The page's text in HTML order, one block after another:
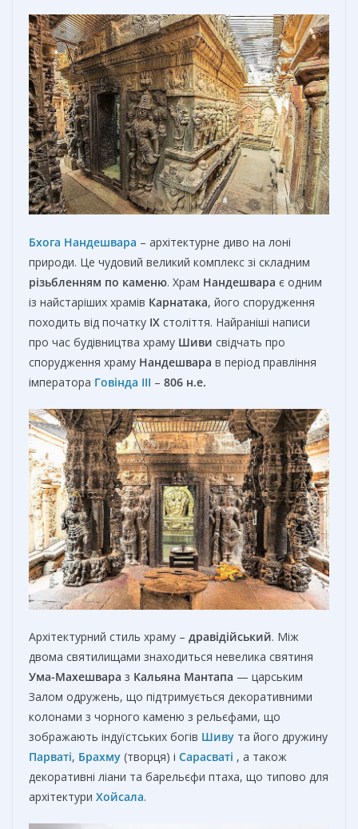
Бхога Нандешвара – архітектурне диво на лоні
природи. Це чудовий великий комплекс зі складним
різьбленням по каменю. Храм Нандешвара є одним
із найстаріших храмів Карнатака, його спорудження
походить від початку IX століття. Найраніші написи
про час будівництва храму Шиви свідчать про
спорудження храму Нандешвара в період правління
імператора Говінда III – 806 н.е.
Архітектурний стиль храму – дравідійський. Між
двома святилищами знаходиться невелика святиня
Ума-Махешвара з Кальяна Мантапа — царським
Залом одружень, що підтримується декоративними
колонами з чорного каменю з рельєфами, що
зображають індуїстських богів Шиву та його дружину
Парваті, Брахму (творця) і Сарасваті , а також
декоративні ліани та барельєфи птаха, що типово для
архітектури Хойсала.